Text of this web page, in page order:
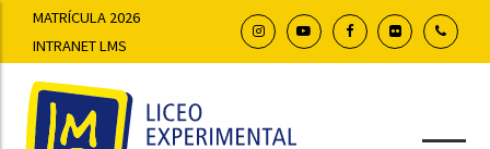
MATRÍCULA 2026
INTRANET LMS